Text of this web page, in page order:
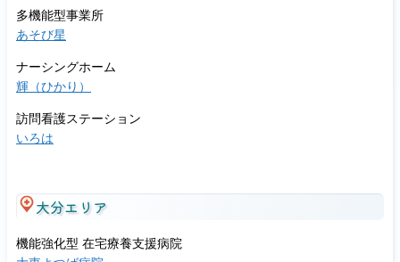
多機能型事業所
あそび星
ナーシングホーム
輝（ひかり）
訪問看護ステーション
いろは
大分エリア
機能強化型 在宅療養支援病院